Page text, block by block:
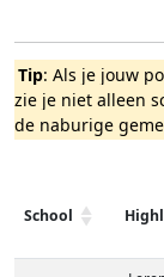
Tip: Als je jouw
zie je niet alleen
de naburige
School